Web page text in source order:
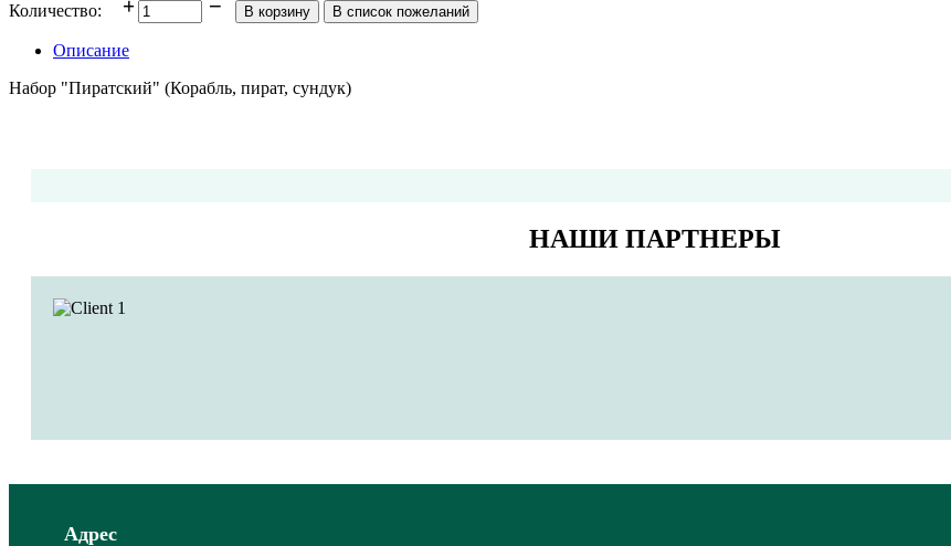
Количество:
Описание
Набор "Пиратский" (Корабль, пират, сундук)
НАШИ ПАРТНЕРЫ
Адрес